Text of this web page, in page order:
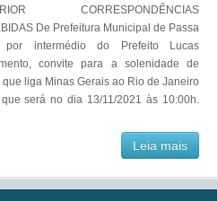
CORRESPONDÊNCIAS
De Prefeitura Municipal de Passa
por intermédio do Prefeito Lucas
convite para a solenidade de
liga Minas Gerais ao Rio de Janeiro
será no dia 13/11/2021 às 10:00h.
Leia mais